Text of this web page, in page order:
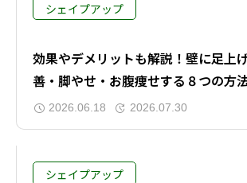
シェイプアップ
効果やデメリットも解説！壁に足上
善・脚やせ・お腹痩せする８つの方
2026.06.18 2026.07.30
シェイプアップ